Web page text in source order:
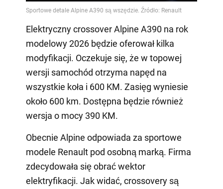
Elektryczny crossover Alpine A390 na rok
modelowy 2026 będzie oferował kilka
modyfikacji. Oczekuje się, że w topowej
wersji samochód otrzyma napęd na
wszystkie koła i 600 KM. Zasięg wyniesie
około 600 km. Dostępna będzie również
wersja o mocy 390 KM.
Obecnie Alpine odpowiada za sportowe
modele Renault pod osobną marką. Firma
zdecydowała się obrać wektor
elektryfikacji. Jak widać, crossovery są